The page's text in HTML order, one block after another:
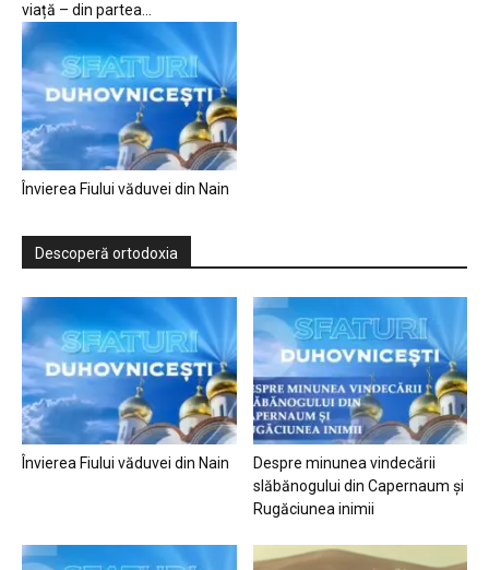
viață – din partea...
Învierea Fiului văduvei din Nain
Descoperă ortodoxia
Învierea Fiului văduvei din Nain
Despre minunea vindecării
slăbănogului din Capernaum și
Rugăciunea inimii